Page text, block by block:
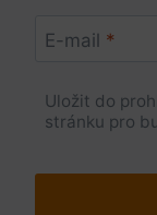
E-mail *
Uložit do
stránku pro